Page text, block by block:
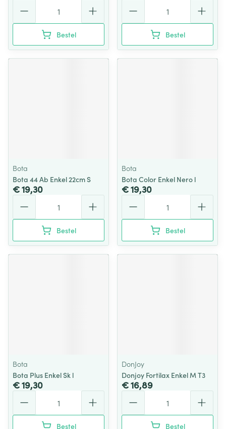
Bestel Bestel
Bota
Bota 44 Ab Enkel 22cm S
€ 19,30
Bestel
Bota
Bota Color Enkel Nero l
€ 19,30
Bestel
Bota
Bota Plus Enkel Sk l
€ 19,30
Bestel
DonJoy
Donjoy Fortilax Enkel M T3
€ 16,89
Bestel